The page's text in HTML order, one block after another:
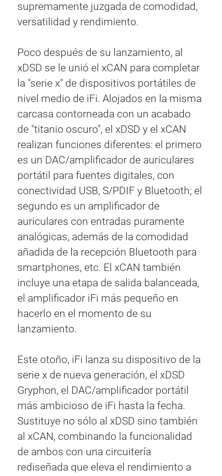
supremamente juzgada de comodidad,
versatilidad y rendimiento.
Poco después de su lanzamiento, al
xDSD se le unió el xCAN para completar
la "serie x" de dispositivos portátiles de
nivel medio de iFi. Alojados en la misma
carcasa contorneada con un acabado
de "titanio oscuro", el xDSD y el xCAN
realizan funciones diferentes: el primero
es un DAC/amplificador de auriculares
portátil para fuentes digitales, con
conectividad USB, S/PDIF y Bluetooth; el
segundo es un amplificador de
auriculares con entradas puramente
analógicas, además de la comodidad
añadida de la recepción Bluetooth para
smartphones, etc. El xCAN también
incluye una etapa de salida balanceada,
el amplificador iFi más pequeño en
hacerlo en el momento de su
lanzamiento.
Este otoño, iFi lanza su dispositivo de la
serie x de nueva generación, el xDSD
Gryphon, el DAC/amplificador portátil
más ambicioso de iFi hasta la fecha.
Sustituye no sólo al xDSD sino también
al xCAN, combinando la funcionalidad
de ambos con una circuitería
rediseñada que eleva el rendimiento a